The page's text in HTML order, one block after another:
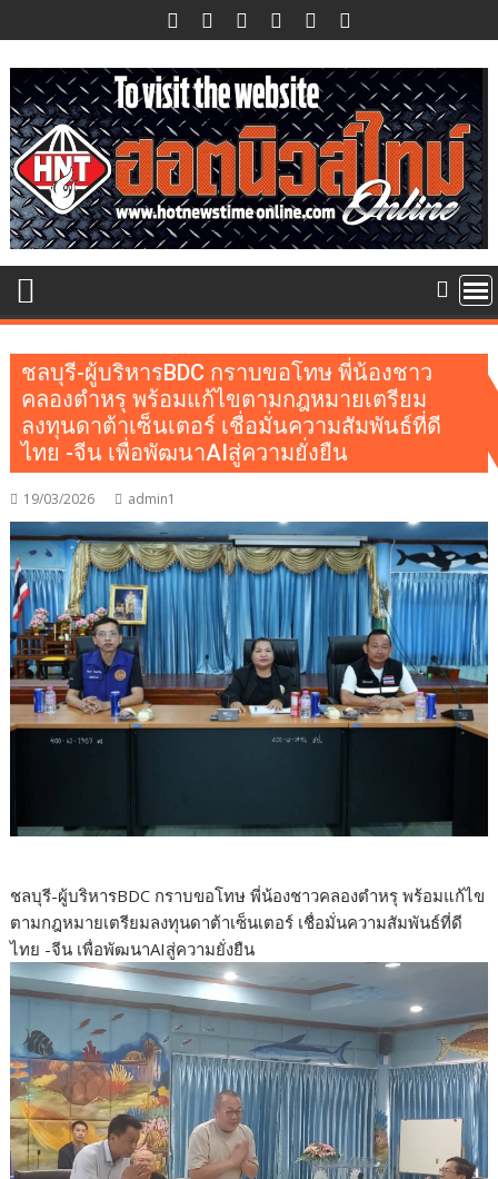
to
content
ชลบุรี-ผู้บริหารBDC กราบขอโทษ พี่น้องชาว
คลองตำหรุ พร้อมแก้ไขตามกฎหมายเตรียม
ลงทุนดาต้าเซ็นเตอร์ เชื่อมั่นความสัมพันธ์ที่ดี
ไทย -จีน เพื่อพัฒนาAIสู่ความยั่งยืน
19/03/2026 admin1
ชลบุรี-ผู้บริหารBDC กราบขอโทษ พี่น้องชาวคลองตำหรุ พร้อมแก้ไข
ตามกฎหมายเตรียมลงทุนดาต้าเซ็นเตอร์ เชื่อมั่นความสัมพันธ์ที่ดี
ไทย -จีน เพื่อพัฒนาAIสู่ความยั่งยืน